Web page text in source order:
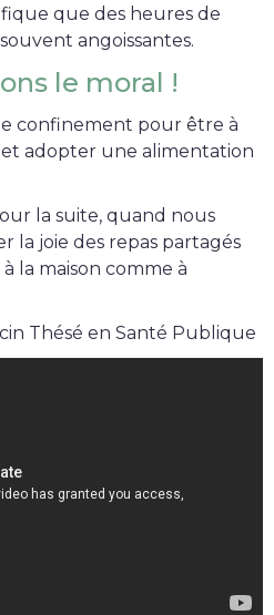
que des heures de
angoissantes.
le moral !
confinement pour être à
et adopter une alimentation
la suite, quand nous
la joie des repas partagés
la maison comme à
Thésé en Santé Publique